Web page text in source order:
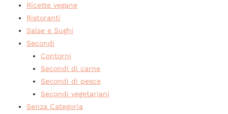
Ricette vegane
Ristoranti
Salse e Sughi
Secondi
Contorni
Secondi di carne
Secondi di pesce
Secondi vegetariani
Senza Categoria